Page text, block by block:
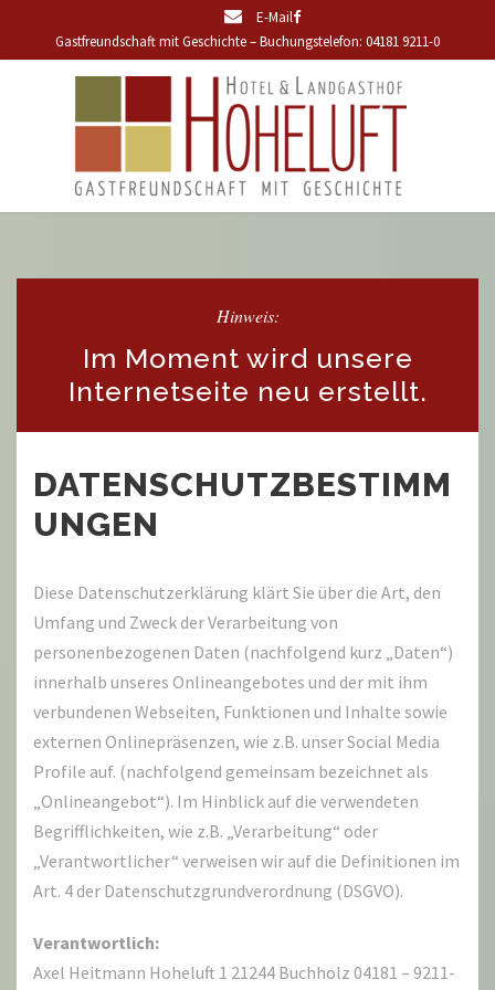
E-Mail
Gastfreundschaft mit Geschichte – Buchungstelefon: 04181 9211-0
Hinweis:
Im Moment wird unsere
Internetseite neu erstellt.
DATENSCHUTZBESTIMM
UNGEN
Diese Datenschutzerklärung klärt Sie über die Art, den
Umfang und Zweck der Verarbeitung von
personenbezogenen Daten (nachfolgend kurz „Daten“)
innerhalb unseres Onlineangebotes und der mit ihm
verbundenen Webseiten, Funktionen und Inhalte sowie
externen Onlinepräsenzen, wie z.B. unser Social Media
Profile auf. (nachfolgend gemeinsam bezeichnet als
„Onlineangebot“). Im Hinblick auf die verwendeten
Begrifflichkeiten, wie z.B. „Verarbeitung“ oder
„Verantwortlicher“ verweisen wir auf die Definitionen im
Art. 4 der Datenschutzgrundverordnung (DSGVO).
Verantwortlich:
Axel Heitmann Hoheluft 1 21244 Buchholz 04181 – 9211-